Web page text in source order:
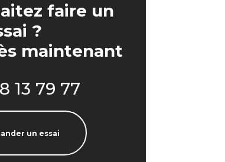
faire un
?
maintenant
13 79 77
un essai